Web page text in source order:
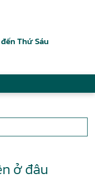
Thứ Sáu
ở đâu